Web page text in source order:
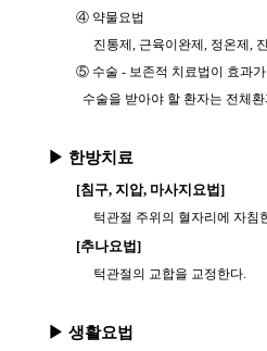
④ 약물요법
진통제, 근육이완제, 정온제,
⑤ 수술 - 보존적 치료법이 효과
수술을 받아야 할 환자는 전체
▶ 한방치료
[침구, 지압, 마사지요법]
턱관절 주위의 혈자리에 자침
[추나요법]
턱관절의 교합을 교정한다.
▶ 생활요법